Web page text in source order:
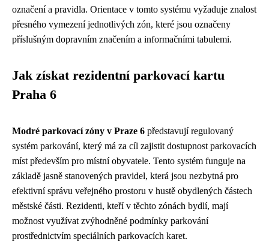
označení a pravidla. Orientace v tomto systému vyžaduje znalost
přesného vymezení jednotlivých zón, které jsou označeny
příslušným dopravním značením a informačními tabulemi.
Jak získat rezidentní parkovací kartu
Praha 6
Modré parkovací zóny v Praze 6 představují regulovaný
systém parkování, který má za cíl zajistit dostupnost parkovacích
míst především pro místní obyvatele. Tento systém funguje na
základě jasně stanovených pravidel, která jsou nezbytná pro
efektivní správu veřejného prostoru v hustě obydlených částech
městské části. Rezidenti, kteří v těchto zónách bydlí, mají
možnost využívat zvýhodněné podmínky parkování
prostřednictvím speciálních parkovacích karet.